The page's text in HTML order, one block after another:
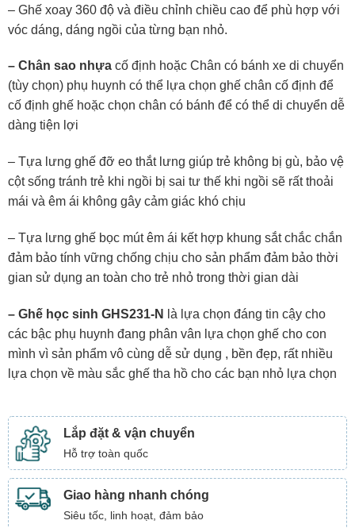
– Ghế xoay 360 độ và điều chỉnh chiều cao để phù hợp với
vóc dáng, dáng ngồi của từng bạn nhỏ.
– Chân sao nhựa cố định hoặc Chân có bánh xe di chuyển
(tùy chọn) phụ huynh có thể lựa chọn ghế chân cố định để
cố định ghế hoặc chọn chân có bánh để có thể di chuyển dễ
dàng tiện lợi
– Tựa lưng ghế đỡ eo thắt lưng giúp trẻ không bị gù, bảo vệ
cột sống tránh trẻ khi ngồi bị sai tư thế khi ngồi sẽ rất thoải
mái và êm ái không gây cảm giác khó chịu
– Tựa lưng ghế bọc mút êm ái kết hợp khung sắt chắc chắn
đảm bảo tính vững chống chịu cho sản phẩm đảm bảo thời
gian sử dụng an toàn cho trẻ nhỏ trong thời gian dài
– Ghế học sinh GHS231-N
là lựa chọn đáng tin cậy cho
các bậc phụ huynh đang phân vân lựa chọn ghế cho con
mình vì sản phẩm vô cùng dễ sử dụng , bền đẹp, rất nhiều
lựa chọn về màu sắc ghế tha hồ cho các bạn nhỏ lựa chọn
Lắp đặt & vận chuyển
Hỗ trợ toàn quốc
Giao hàng nhanh chóng
Siêu tốc, linh hoạt, đảm bảo